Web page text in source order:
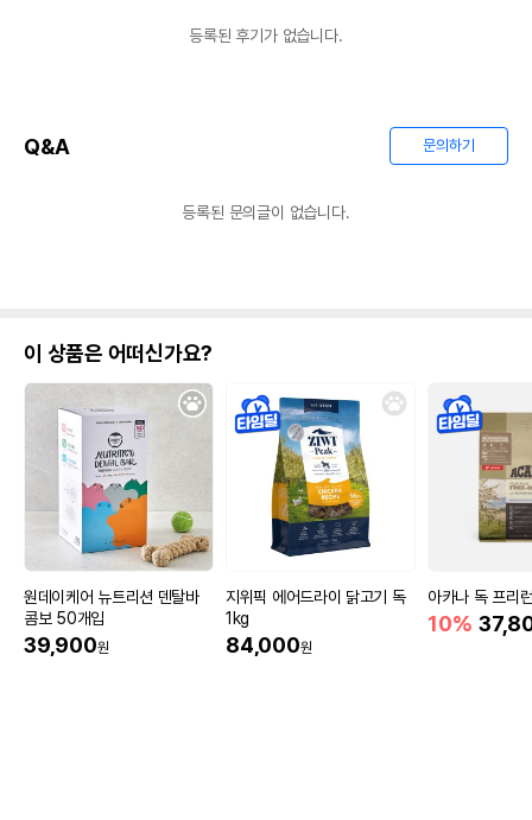
등록된 후기가 없습니다.
Q&A 문의하기
등록된 문의글이 없습니다.
이 상품은 어떠신가요?
원데이케어 뉴트리션 덴탈바
콤보 50개입
39,900원
지위픽 에어드라이 닭고기 독
1kg
84,000원
아카나 독 프리
10%